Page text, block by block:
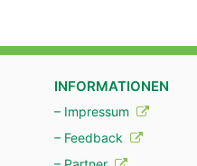
INFORMATIONEN
– Impressum
– Feedback